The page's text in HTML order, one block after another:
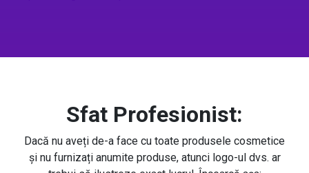
Sfat Profesionist:
Dacă nu aveți de-a face cu toate produsele cosmetice
și nu furnizați anumite produse, atunci logo-ul dvs. ar